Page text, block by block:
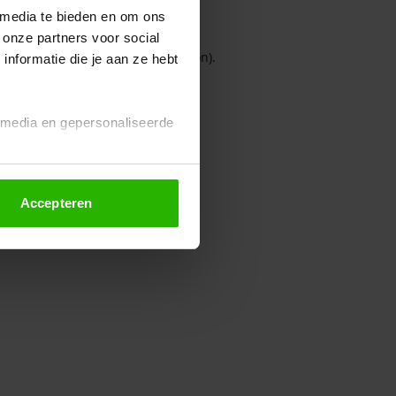
te bieden en om ons
partners voor social
die je aan ze hebt
en gepersonaliseerde
altijd wijzigen of
Accepteren
console for more information).